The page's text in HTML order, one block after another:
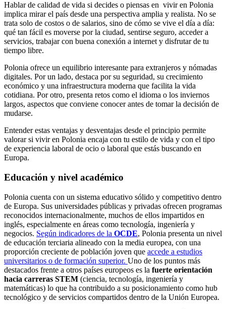
Hablar de calidad de vida si decides o piensas en vivir en Polonia
implica mirar el país desde una perspectiva amplia y realista. No se
trata solo de costos o de salarios, sino de cómo se vive el día a día:
qué tan fácil es moverse por la ciudad, sentirse seguro, acceder a
servicios, trabajar con buena conexión a internet y disfrutar de tu
tiempo libre.
Polonia ofrece un equilibrio interesante para extranjeros y nómadas
digitales. Por un lado, destaca por su seguridad, su crecimiento
económico y una infraestructura moderna que facilita la vida
cotidiana. Por otro, presenta retos como el idioma o los inviernos
largos, aspectos que conviene conocer antes de tomar la decisión de
mudarse.
Entender estas ventajas y desventajas desde el principio permite
valorar si vivir en Polonia encaja con tu estilo de vida y con el tipo
de experiencia laboral de ocio o laboral que estás buscando en
Europa.
Educación y nivel académico
Polonia cuenta con un sistema educativo sólido y competitivo dentro
de Europa. Sus universidades públicas y privadas ofrecen programas
reconocidos internacionalmente, muchos de ellos impartidos en
inglés, especialmente en áreas como tecnología, ingeniería y
negocios. Según indicadores de la OCDE, Polonia presenta un nivel
de educación terciaria alineado con la media europea, con una
proporción creciente de población joven que accede a estudios
universitarios o de formación superior. Uno de los puntos más
destacados frente a otros países europeos es la fuerte orientación
hacia carreras STEM (ciencia, tecnología, ingeniería y
matemáticas) lo que ha contribuido a su posicionamiento como hub
tecnológico y de servicios compartidos dentro de la Unión Europea.